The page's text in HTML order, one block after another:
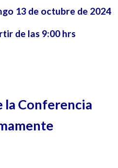
13 de octubre de 2024
de las 9:00 hrs
la Conferencia